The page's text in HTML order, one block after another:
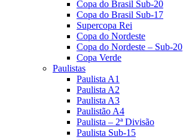
Copa do Brasil Sub-20
Copa do Brasil Sub-17
Supercopa Rei
Copa do Nordeste
Copa do Nordeste – Sub-20
Copa Verde
Paulistas
Paulista A1
Paulista A2
Paulista A3
Paulistão A4
Paulista – 2ª Divisão
Paulista Sub-15